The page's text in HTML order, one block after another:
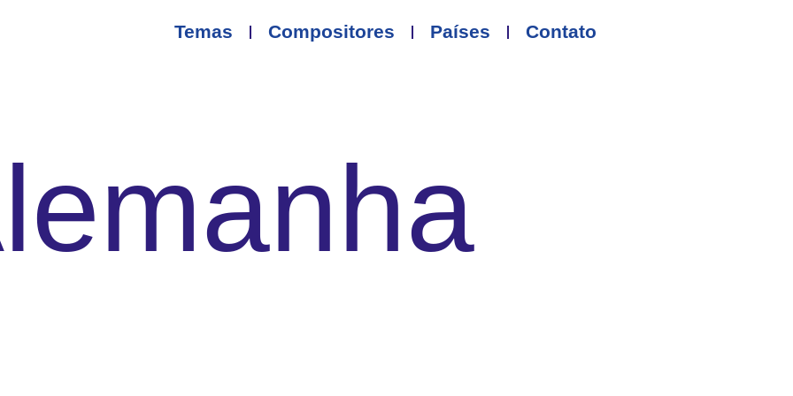
Temas Compositores Países Contato